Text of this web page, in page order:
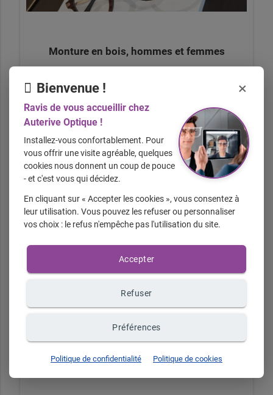
Monture en bois, hommes et femmes
À partir de
Montures optique et solaire Just Cavalli
+ d'infos sur demande
Bienvenue ! ×
Ravis de vous accueillir chez
Auterive Optique !
Installez-vous confortablement. Pour
vous offrir une visite agréable, quelques
cookies nous donnent un coup de pouce
- et c'est vous qui décidez.
En cliquant sur « Accepter les cookies », vous consentez à
leur utilisation. Vous pouvez les refuser ou personnaliser
vos choix : le refus n'empêche pas l'utilisation du site.
Accepter
Refuser
Préférences
Politique de confidentialité Politique de cookies